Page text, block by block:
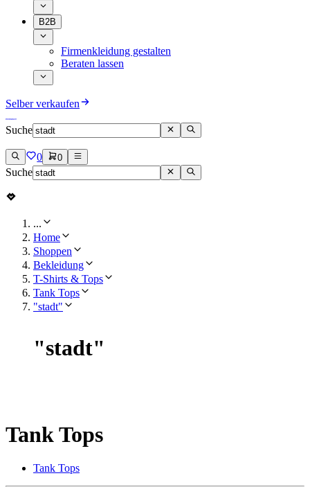
B2B
Firmenkleidung gestalten
Beraten lassen
Selber verkaufen
Suche
0 0
Suche
...
Home
Shoppen
Bekleidung
T-Shirts & Tops
Tank Tops
"stadt"
"stadt"
Tank Tops
Tank Tops